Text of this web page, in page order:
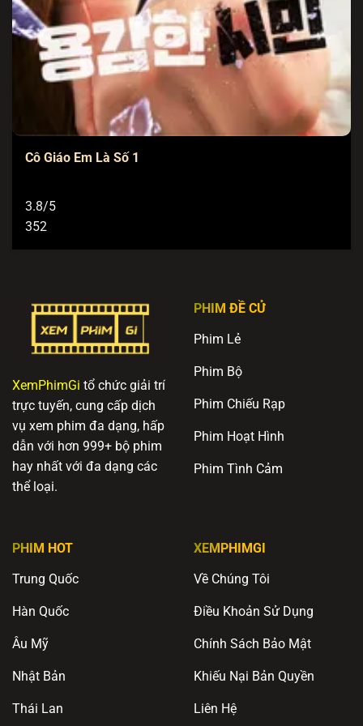
Cô Giáo Em Là Số 1
3.8/5
352
XemPhimGi tổ chức giải trí
trực tuyến, cung cấp dịch
vụ xem phim đa dạng, hấp
dẫn với hơn 999+ bộ phim
hay nhất với đa dạng các
thể loại.
PHIM ĐỀ CỬ
Phim Lẻ
Phim Bộ
Phim Chiếu Rạp
Phim Hoạt Hình
Phim Tình Cảm
PHIM HOT
Trung Quốc
Hàn Quốc
Âu Mỹ
Nhật Bản
Thái Lan
XEMPHIMGI
Về Chúng Tôi
Điều Khoản Sử Dụng
Chính Sách Bảo Mật
Khiếu Nại Bản Quyền
Liên Hệ